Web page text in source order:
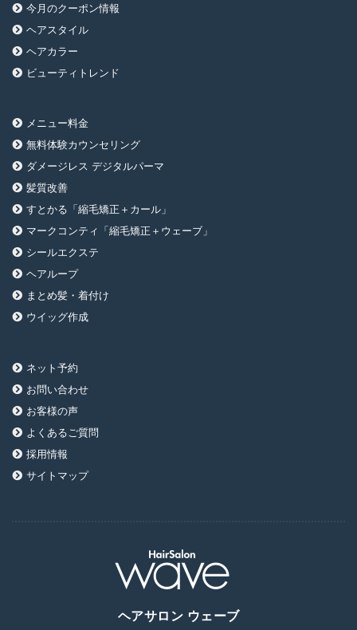
今月のクーポン情報
ヘアスタイル
ヘアカラー
ビューティトレンド
メニュー料金
無料体験カウンセリング
ダメージレス デジタルパーマ
髪質改善
すとかる「縮毛矯正＋カール」
マークコンティ「縮毛矯正＋ウェーブ」
シールエクステ
ヘアループ
まとめ髪・着付け
ウイッグ作成
ネット予約
お問い合わせ
お客様の声
よくあるご質問
採用情報
サイトマップ
ヘアサロン ウェーブ